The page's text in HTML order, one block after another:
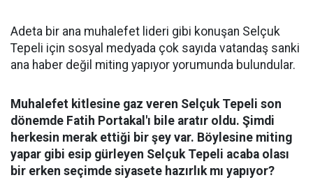
Adeta bir ana muhalefet lideri gibi konuşan Selçuk
Tepeli için sosyal medyada çok sayıda vatandaş sanki
ana haber değil miting yapıyor yorumunda bulundular.
Muhalefet kitlesine gaz veren Selçuk Tepeli son
dönemde Fatih Portakal'ı bile aratır oldu. Şimdi
herkesin merak ettiği bir şey var. Böylesine miting
yapar gibi esip gürleyen Selçuk Tepeli acaba olası
bir erken seçimde siyasete hazırlık mı yapıyor?